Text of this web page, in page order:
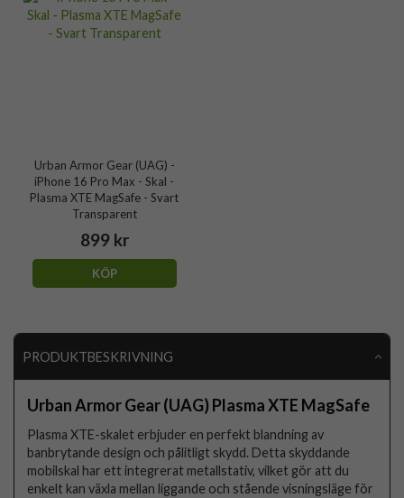
Urban Armor Gear (UAG) -
iPhone 16 Pro Max - Skal -
Plasma XTE MagSafe - Svart
Transparent
899 kr
KÖP
PRODUKTBESKRIVNING
Urban Armor Gear (UAG) Plasma XTE MagSafe
Plasma XTE-skalet erbjuder en perfekt blandning av
banbrytande design och pålitligt skydd. Detta skyddande
mobilskal har ett integrerat metallstativ, vilket gör att du
enkelt kan växla mellan liggande och stående visningsläge för